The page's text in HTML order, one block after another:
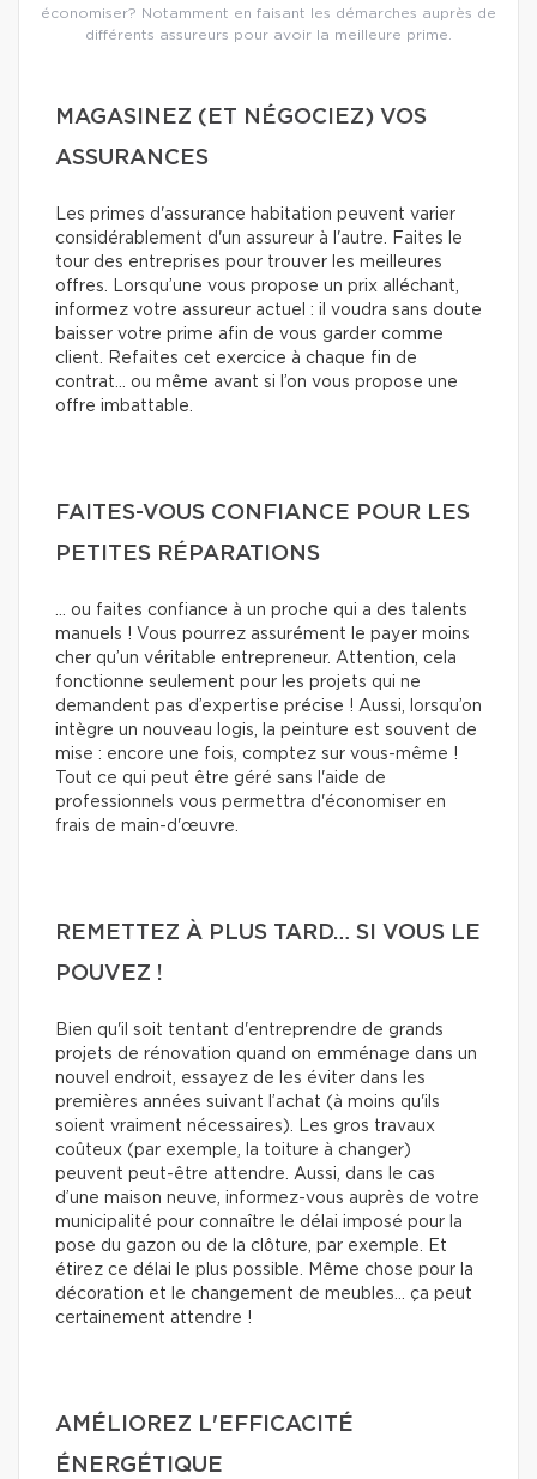
économiser? Notamment en faisant les démarches auprès de
différents assureurs pour avoir la meilleure prime.
MAGASINEZ (ET NÉGOCIEZ) VOS
ASSURANCES
Les primes d'assurance habitation peuvent varier
considérablement d'un assureur à l'autre. Faites le
tour des entreprises pour trouver les meilleures
offres. Lorsqu’une vous propose un prix alléchant,
informez votre assureur actuel : il voudra sans doute
baisser votre prime afin de vous garder comme
client. Refaites cet exercice à chaque fin de
contrat… ou même avant si l’on vous propose une
offre imbattable.
FAITES-VOUS CONFIANCE POUR LES
PETITES RÉPARATIONS
… ou faites confiance à un proche qui a des talents
manuels ! Vous pourrez assurément le payer moins
cher qu’un véritable entrepreneur. Attention, cela
fonctionne seulement pour les projets qui ne
demandent pas d’expertise précise ! Aussi, lorsqu’on
intègre un nouveau logis, la peinture est souvent de
mise : encore une fois, comptez sur vous-même !
Tout ce qui peut être géré sans l'aide de
professionnels vous permettra d'économiser en
frais de main-d'œuvre.
REMETTEZ À PLUS TARD… SI VOUS LE
POUVEZ !
Bien qu'il soit tentant d'entreprendre de grands
projets de rénovation quand on emménage dans un
nouvel endroit, essayez de les éviter dans les
premières années suivant l’achat (à moins qu'ils
soient vraiment nécessaires). Les gros travaux
coûteux (par exemple, la toiture à changer)
peuvent peut-être attendre. Aussi, dans le cas
d’une maison neuve, informez-vous auprès de votre
municipalité pour connaître le délai imposé pour la
pose du gazon ou de la clôture, par exemple. Et
étirez ce délai le plus possible. Même chose pour la
décoration et le changement de meubles… ça peut
certainement attendre !
AMÉLIOREZ L'EFFICACITÉ
ÉNERGÉTIQUE